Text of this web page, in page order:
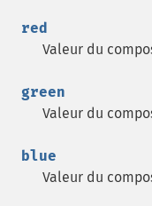
red
Valeur du
green
Valeur du
blue
Valeur du